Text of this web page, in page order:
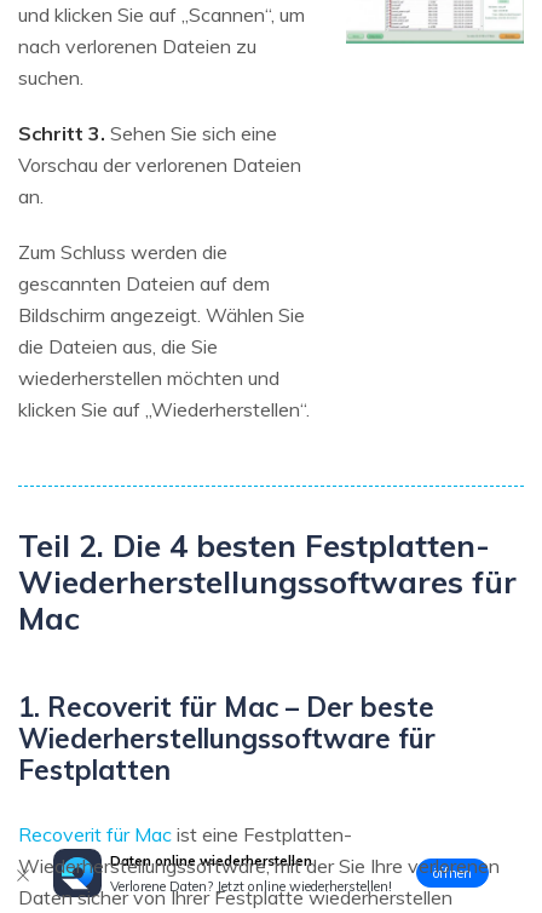
und klicken Sie auf „Scannen“, um
nach verlorenen Dateien zu
suchen.
Schritt 3. Sehen Sie sich eine
Vorschau der verlorenen Dateien
an.
Zum Schluss werden die
gescannten Dateien auf dem
Bildschirm angezeigt. Wählen Sie
die Dateien aus, die Sie
wiederherstellen möchten und
klicken Sie auf „Wiederherstellen“.
Teil 2. Die 4 besten Festplatten-
Wiederherstellungssoftwares für
Mac
1. Recoverit für Mac – Der beste
Wiederherstellungssoftware für
Festplatten
Recoverit für Mac ist eine Festplatten-
Wiederherstellungssoftware, mit der Sie Ihre verlorenen
Daten sicher von Ihrer Festplatte wiederherstellen
Daten online wiederherstellen
Verlorene Daten? Jetzt online wiederherstellen!
öffnen